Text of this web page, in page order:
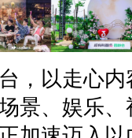
，以走心
景、娱乐